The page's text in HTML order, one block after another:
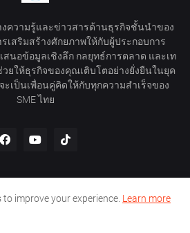
งความรู้และข่าวสารด้านธุรกิจชั้นนำของ
เสริมสร้างศักยภาพให้กับผู้ประกอบการ
สนอข้อมูลเชิงลึก กลยุทธ์การตลาด และเท
ยให้ธุรกิจของคุณเติบโตอย่างยั่งยืนในยุค
เป็นเพื่อนคู่คิดให้กับทุกความสำเร็จของ
SME ไทย
Privacy Policy Contact Us
improve your experience. Learn more